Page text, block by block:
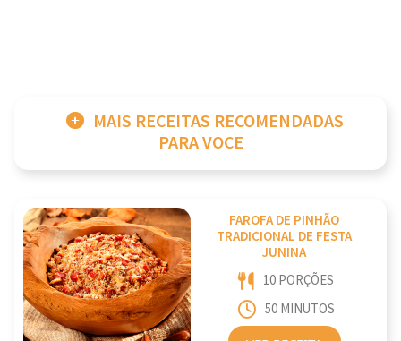
MAIS RECEITAS RECOMENDADAS
PARA VOCE
FAROFA DE PINHÃO
TRADICIONAL DE FESTA
JUNINA
10 PORÇÕES
50 MINUTOS